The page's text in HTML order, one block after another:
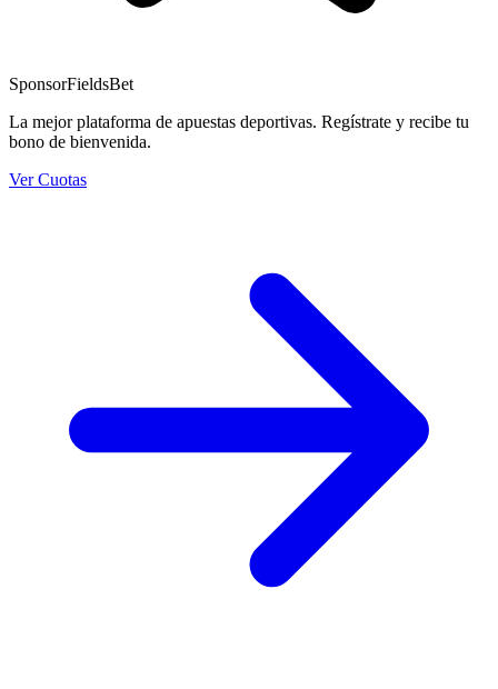
SponsorFieldsBet
La mejor plataforma de apuestas deportivas. Regístrate y recibe tu
bono de bienvenida.
Ver Cuotas